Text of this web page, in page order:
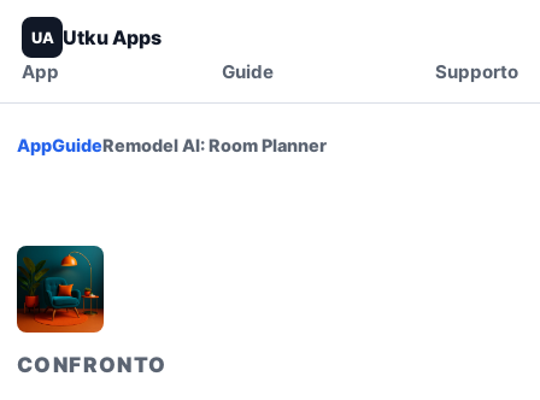
UA Utku Apps
App Guide Supporto
AppGuideRemodel AI: Room Planner
CONFRONTO